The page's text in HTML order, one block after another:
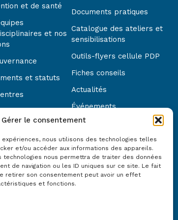
Gérer le consentement
nous utilisons des technologies telles
et/ou accéder aux informations des appareils.
technologies nous permettra de traiter des données
de navigation ou les ID uniques sur ce site. Le fait
retirer son consentement peut avoir un effet
et fonctions.
et de santé
et nos
et statuts
Documents pratiques
Catalogue des ateliers et
sensibilisations
Outils-flyers cellule PDP
Fiches conseils
Actualités
Événements
Modules e-learning
Questions fréquentes